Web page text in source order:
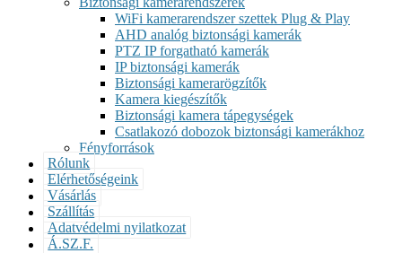
WiFi kamerarendszer szettek Plug & Play
AHD analóg biztonsági kamerák
PTZ IP forgatható kamerák
IP biztonsági kamerák
Biztonsági kamerarögzítők
Kamera kiegészítők
Biztonsági kamera tápegységek
Csatlakozó dobozok biztonsági kamerákhoz
Fényforrások
Rólunk
Elérhetőségeink
Vásárlás
Szállítás
Adatvédelmi nyilatkozat
Á.SZ.F.